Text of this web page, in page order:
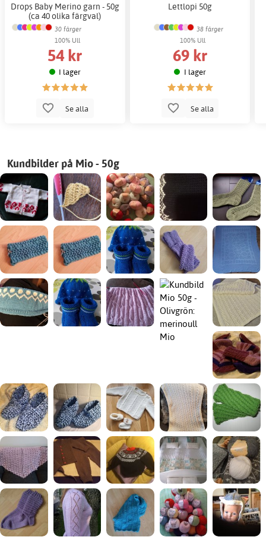
Drops Baby Merino garn - 50g
(ca 40 olika färgval)
30 färger
100% Ull
54 kr
I lager
Se alla
Lettlopi 50g
38 färger
100% Ull
69 kr
I lager
Se alla
Kundbilder på Mio - 50g